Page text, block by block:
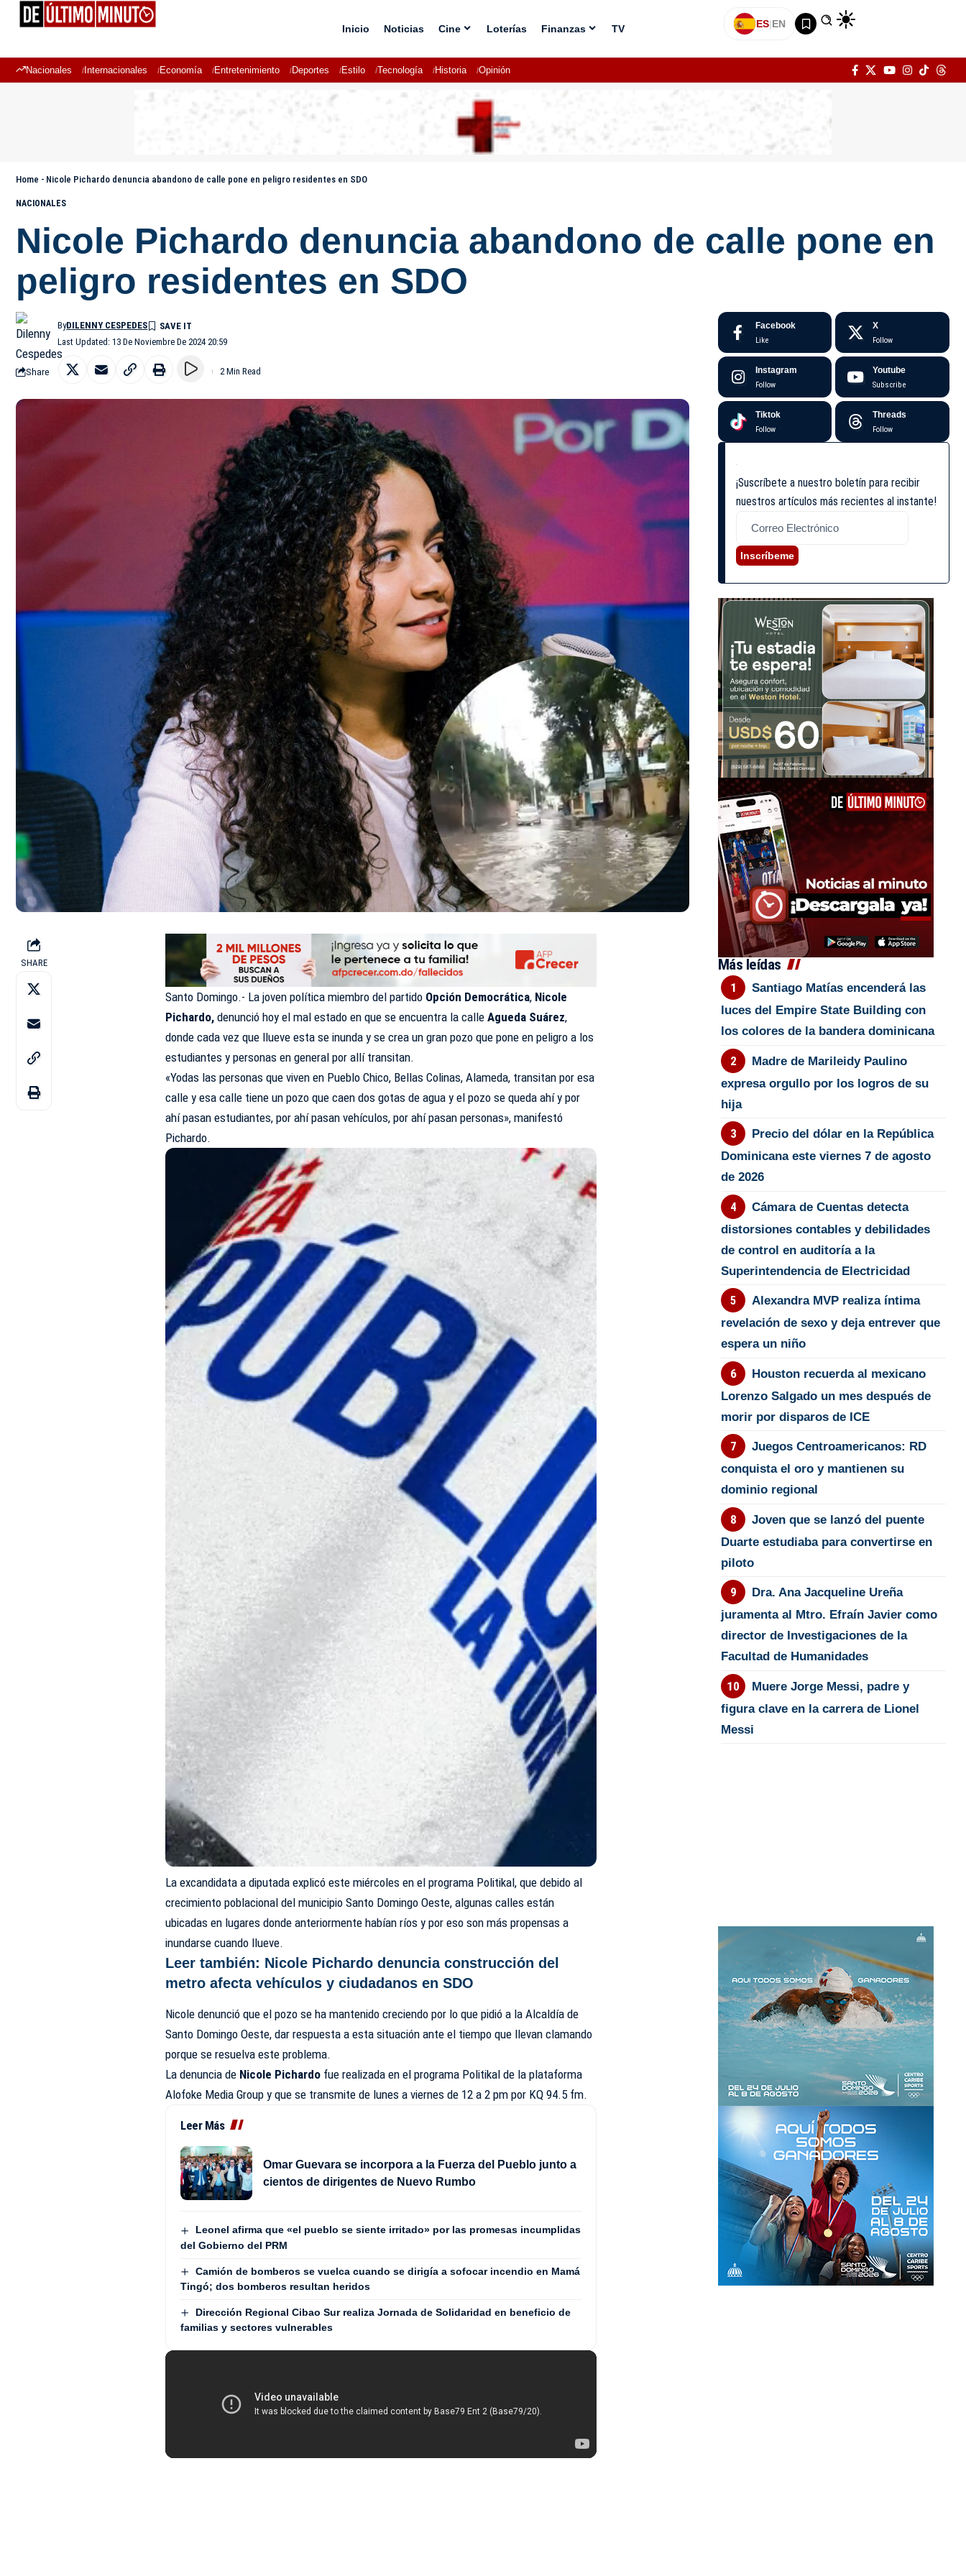
Inicio Noticias Cine Loterías Finanzas TV ES|EN
Nacionales Internacionales Economía Entretenimiento Deportes Estilo Tecnología Historia Opinión
Home - Nicole Pichardo denuncia abandono de calle pone en peligro residentes en SDO
NACIONALES
Nicole Pichardo denuncia abandono de calle pone en
peligro residentes en SDO
Last Updated: 13 De Noviembre De 2024 20:59
ByDILENNY CESPEDES
Share 2 Min Read
SHARE
Santo Domingo.- La joven política miembro del partido Opción Democrática, Nicole
Pichardo,denunció hoy el mal estado en que se encuentra la calleAgueda Suárez,
donde cada vez que llueve esta se inunda y se crea un gran pozo que pone en peligro a los
estudiantes y personas en general por allí transitan.
«Yodas las personas que viven en Pueblo Chico, Bellas Colinas, Alameda, transitan por esa
calle y esa calle tiene un pozo que caen dos gotas de agua y el pozo se queda ahí y por
ahí pasan estudiantes, por ahí pasan vehículos, por ahí pasan personas», manifestó
Pichardo.
La excandidata a diputada explicó este miércoles en el programa Politikal, que debido al
crecimiento poblacional del municipio Santo Domingo Oeste, algunas calles están
ubicadas en lugares donde anteriormente habían ríos y por eso son más propensas a
inundarse cuando llueve.
Leer también: Nicole Pichardo denuncia construcción del
metro afecta vehículos y ciudadanos en SDO
Nicoledenunció que el pozo se ha mantenido creciendo por lo que pidió a la Alcaldía de
Santo Domingo Oeste, dar respuesta a esta situación ante el tiempo que llevan clamando
porque se resuelva este problema.
La denuncia de Nicole Pichardo fue realizada en el programa Politikal de la plataforma
Alofoke Media Group y que se transmite de lunes a viernes de 12 a 2 pm por KQ 94.5 fm.
Leer Más
Omar Guevara se incorpora a la Fuerza del Pueblo junto a
cientos de dirigentes de Nuevo Rumbo
Leonel afirma que «el pueblo se siente irritado» por las promesas incumplidas
del Gobierno del PRM
Camión de bomberos se vuelca cuando se dirigía a sofocar incendio en Mamá
Tingó; dos bomberos resultan heridos
Dirección Regional Cibao Sur realiza Jornada de Solidaridad en beneficio de
familias y sectores vulnerables
Facebook
Like
X
Follow
Instagram
Follow
Youtube
Subscribe
Tiktok
Follow
Threads
Follow
¡Suscríbete a nuestro boletín para recibir
nuestros artículos más recientes al instante!
Inscríbeme
Más leídas
Santiago Matías encenderá las
luces del Empire State Building con
los colores de la bandera dominicana
Madre de Marileidy Paulino
expresa orgullo por los logros de su
hija
Precio del dólar en la República
Dominicana este viernes 7 de agosto
de 2026
Cámara de Cuentas detecta
distorsiones contables y debilidades
de control en auditoría a la
Superintendencia de Electricidad
Alexandra MVP realiza íntima
revelación de sexo y deja entrever que
espera un niño
Houston recuerda al mexicano
Lorenzo Salgado un mes después de
morir por disparos de ICE
Juegos Centroamericanos: RD
conquista el oro y mantienen su
dominio regional
Joven que se lanzó del puente
Duarte estudiaba para convertirse en
piloto
Dra. Ana Jacqueline Ureña
juramenta al Mtro. Efraín Javier como
director de Investigaciones de la
Facultad de Humanidades
Muere Jorge Messi, padre y
figura clave en la carrera de Lionel
Messi